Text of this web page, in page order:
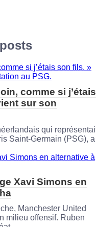
comme si j’étais
sur son
qui
Saint-Germain (PSG), a
Xavi Simons en
Manchester United
milieu offensif. Ruben